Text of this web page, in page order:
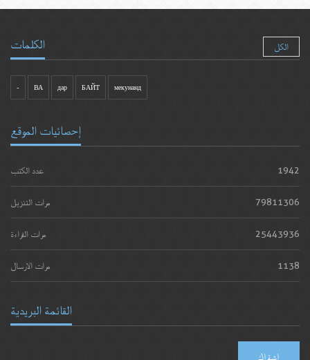
الكلمات الكل
- ВА дар БАЙТ мекунанд
إحصائيات الموقع
عدد الكتب 1942
مرات التنزيل 79811306
مرات القراءة 25443936
مرات الارسال 1138
القائمة البريدية
اشتراك